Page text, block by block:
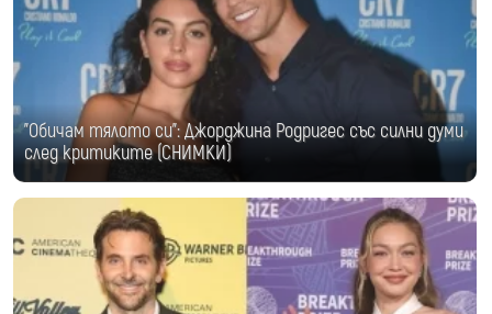
"Обичам тялото си": Джорджина Родригес със силни думи
след критиките (СНИМКИ)